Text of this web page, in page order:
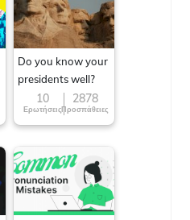
Do you know your
presidents well?
10
Ερωτήσεις
2878
Προσπάθειες